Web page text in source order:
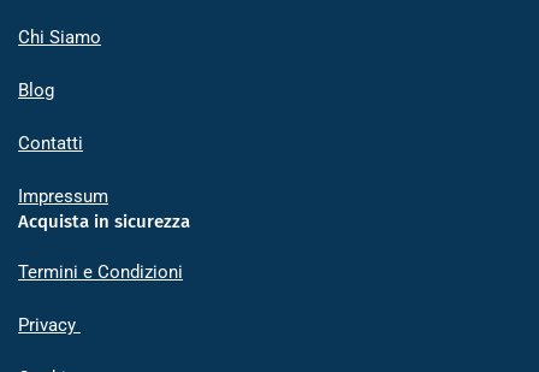
Chi Siamo
Blog
Contatti
Impressum
Acquista in sicurezza
Termini e Condizioni
Privacy